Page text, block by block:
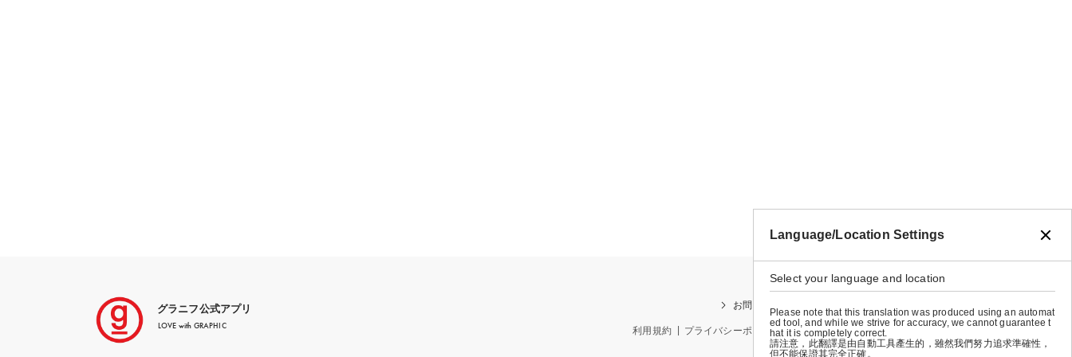
グラニフ公式アプリ
LOVE with GRAPHIC
お問い合わせ
利用規約 プライバシーポリシー 特定商取引法に基づく表示 会社概要
Language/Location Settings
Select your language and location
Please note that this translation was produced using an automat
ed tool, and while we strive for accuracy, we cannot guarantee t
hat it is completely correct.
請注意，此翻譯是由自動工具產生的，雖然我們努力追求準確性，
但不能保證其完全正確。